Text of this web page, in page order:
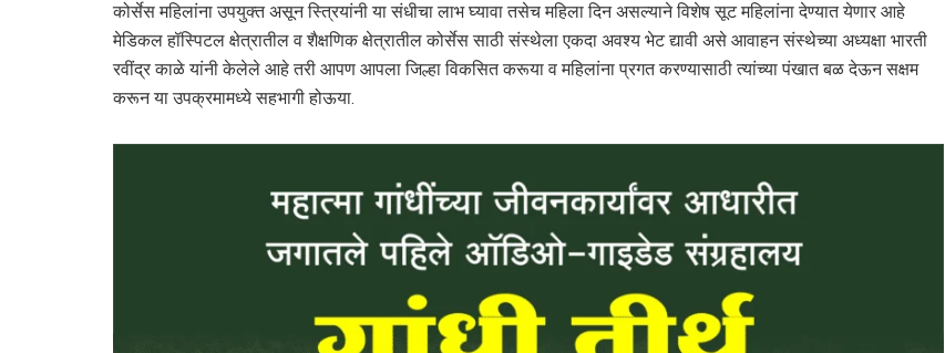
कोर्सेस महिलांना उपयुक्त असून स्त्रियांनी या संधीचा लाभ घ्यावा तसेच महिला दिन असल्याने विशेष सूट महिलांना देण्यात येणार आहे
मेडिकल हॉस्पिटल क्षेत्रातील व शैक्षणिक क्षेत्रातील कोर्सेस साठी संस्थेला एकदा अवश्य भेट द्यावी असे आवाहन संस्थेच्या अध्यक्षा भारती
रवींद्र काळे यांनी केलेले आहे तरी आपण आपला जिल्हा विकसित करूया व महिलांना प्रगत करण्यासाठी त्यांच्या पंखात बळ देऊन सक्षम
करून या उपक्रमामध्ये सहभागी होऊया.